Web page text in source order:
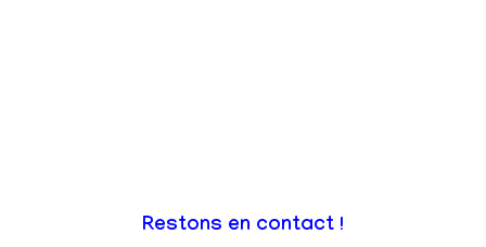
Restons en contact !